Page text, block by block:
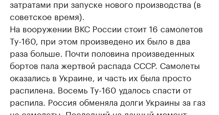
затратами при запуске нового производства (в
советское время).
На вооружении ВКС России стоит 16 самолетов
Ту-160, при этом произведено их было в два
раза больше. Почти половина произведенных
бортов пала жертвой распада СССР. Самолеты
оказались в Украине, и часть их была просто
распилена. Восемь Ту-160 удалось спасти от
распила. Россия обменяла долги Украины за газ